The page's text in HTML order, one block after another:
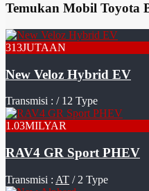
Temukan Mobil Toyota
313JUTAAN
New Veloz Hybrid EV
Transmisi : / 12 Type
1.03MILYAR
RAV4 GR Sport PHEV
Transmisi : AT / 2 Type